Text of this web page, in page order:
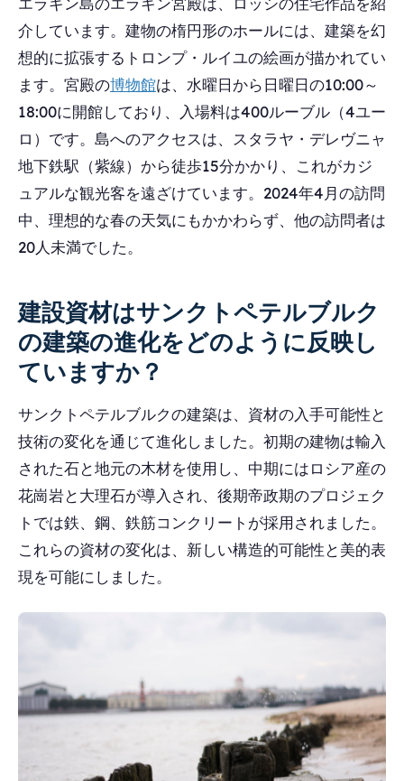
介しています。建物の楕円形のホールには、建築を幻
想的に拡張するトロンプ・ルイユの絵画が描かれてい
ます。宮殿の博物館は、水曜日から日曜日の10:00～
18:00に開館しており、入場料は400ルーブル（4ユー
ロ）です。島へのアクセスは、スタラヤ・デレヴニャ
地下鉄駅（紫線）から徒歩15分かかり、これがカジ
ュアルな観光客を遠ざけています。2024年4月の訪問
中、理想的な春の天気にもかかわらず、他の訪問者は
20人未満でした。
建設資材はサンクトペテルブルク
の建築の進化をどのように反映し
ていますか？
サンクトペテルブルクの建築は、資材の入手可能性と
技術の変化を通じて進化しました。初期の建物は輸入
された石と地元の木材を使用し、中期にはロシア産の
花崗岩と大理石が導入され、後期帝政期のプロジェク
トでは鉄、鋼、鉄筋コンクリートが採用されました。
これらの資材の変化は、新しい構造的可能性と美的表
現を可能にしました。